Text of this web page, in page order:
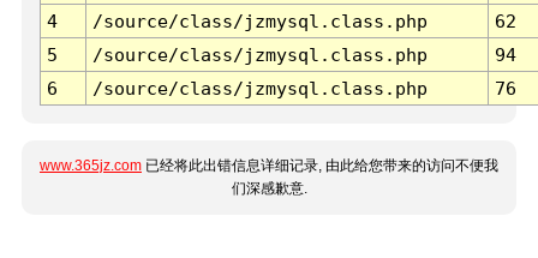
4
/source/class/jzmysql.class.php
62
5
/source/class/jzmysql.class.php
94
6
/source/class/jzmysql.class.php 76
www.365jz.com 已经将此出错信息详细记录, 由此给您带来的访问不便我
们深感歉意.